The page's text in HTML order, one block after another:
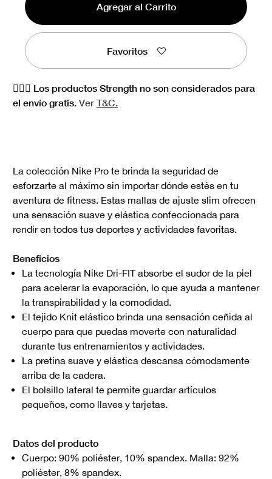
Agregar al Carrito
Favoritos
🏋🏻‍♀️ Los productos Strength no son considerados para
el envío gratis. Ver T&C.
La colección Nike Pro te brinda la seguridad de
esforzarte al máximo sin importar dónde estés en tu
aventura de fitness. Estas mallas de ajuste slim ofrecen
una sensación suave y elástica confeccionada para
rendir en todos tus deportes y actividades favoritas.
Beneficios
La tecnología Nike Dri-FIT absorbe el sudor de la piel
para acelerar la evaporación, lo que ayuda a mantener
la transpirabilidad y la comodidad.
El tejido Knit elástico brinda una sensación ceñida al
cuerpo para que puedas moverte con naturalidad
durante tus entrenamientos y actividades.
La pretina suave y elástica descansa cómodamente
arriba de la cadera.
El bolsillo lateral te permite guardar artículos
pequeños, como llaves y tarjetas.
Datos del producto
Cuerpo: 90% poliéster, 10% spandex. Malla: 92%
poliéster, 8% spandex.